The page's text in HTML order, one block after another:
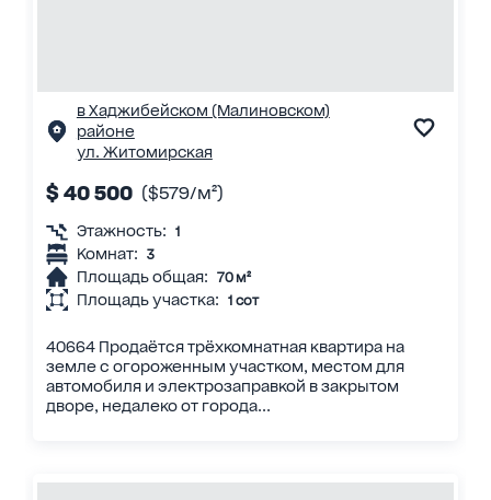
в Хаджибейском (Малиновском)
районе
ул. Житомирская
$ 40 500 ($579/м²)
Этажность: 1
Комнат: 3
Площадь общая: 70 м²
Площадь участка: 1 сот
40664 Продаётся трёхкомнатная квартира на
земле с огороженным участком, местом для
автомобиля и электрозаправкой в закрытом
дворе, недалеко от города...